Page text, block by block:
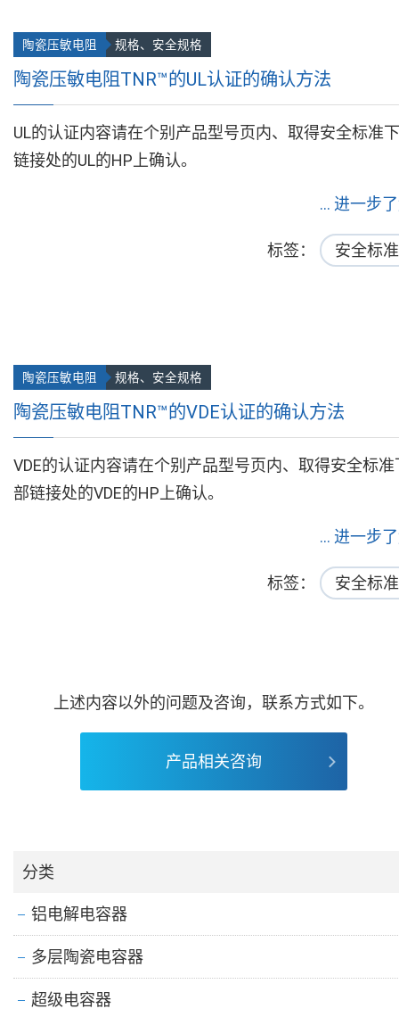
陶瓷压敏电阻TNR™的UL认证的确认方法
陶瓷压敏电阻 规格、安全规格
UL的认证内容请在个别产品型号页内、取得安全标准下
链接处的UL的HP上确认。
... 进一步
标签 安全标准
陶瓷压敏电阻TNR™的VDE认证的确认方法
陶瓷压敏电阻 规格、安全规格
VDE的认证内容请在个别产品型号页内、取得安全标准
部链接处的VDE的HP上确认。
... 进一步
标签 安全标准
上述内容以外的问题及咨询，联系方式如下。
产品相关咨询
分类
铝电解电容器
多层陶瓷电容器
超级电容器